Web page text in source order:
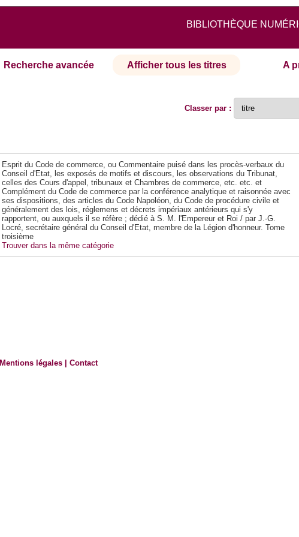
BIBLIOTHÈQUE
Recherche avancée Afficher tous les titres A
Classer par :
Esprit du Code de commerce, ou Commentaire puisé dans les procès-verbaux du
Conseil d'Etat, les exposés de motifs et discours, les observations du Tribunat,
celles des Cours d'appel, tribunaux et Chambres de commerce, etc. etc. et
Complément du Code de commerce par la conférence analytique et raisonnée avec
ses dispositions, des articles du Code Napoléon, du Code de procédure civile et
généralement des lois, réglemens et décrets impériaux antérieurs qui s'y
rapportent, ou auxquels il se réfère ; dédié à S. M. l'Empereur et Roi / par J.-G.
Locré, secrétaire général du Conseil d'Etat, membre de la Légion d'honneur. Tome
troisième
Trouver dans la même catégorie
Mentions légales |Contact